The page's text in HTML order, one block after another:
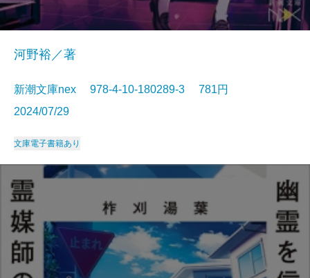
河野裕／著
新潮文庫nex 978-4-10-180289-3 781円
2024/07/29
文庫電子書籍あり